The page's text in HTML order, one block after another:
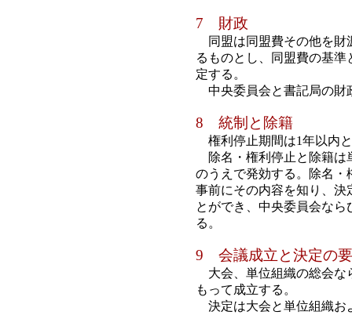
7 財政
同盟は同盟費その他を財
るものとし、同盟費の基
定する。
中央委員会と書記局の財
8 統制と除籍
権利停止期間は1年以内
除名・権利停止と除籍は
のうえで発効する。除名
事前にその内容を知り、
とができ、中央委員会な
る。
9 会議成立と決定の
大会、単位組織の総会な
もって成立する。
決定は大会と単位組織お